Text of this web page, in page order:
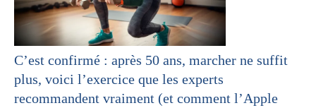
C’est confirmé : après 50 ans, marcher ne suffit
plus, voici l’exercice que les experts
recommandent vraiment (et comment l’Apple